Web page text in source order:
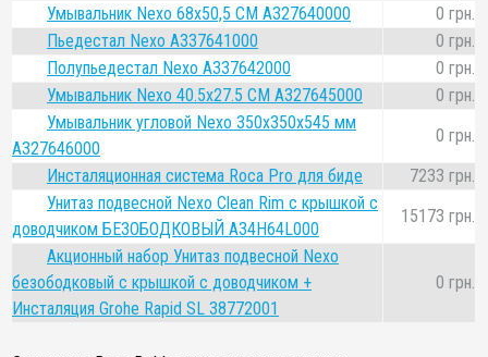
Умывальник Nexo 68x50,5 СМ A327640000
0 грн.
Пьедестал Nexo A337641000
0 грн.
Полупьедестал Nexo A337642000
0 грн.
Умывальник Nexo 40.5x27.5 СМ A327645000
0 грн.
Умывальник угловой Nexo 350x350х545 мм
A327646000
0 грн.
Инсталяционная система Roca Pro для биде
7233 грн.
Унитаз подвесной Nexo Clean Rim с крышкой с
доводчиком БЕЗОБОДКОВЫЙ A34H64L000
15173 грн.
Акционный набор Унитаз подвесной Nexo
безободковый с крышкой с доводчиком +
Инсталяция Grohe Rapid SL 38772001
0 грн.